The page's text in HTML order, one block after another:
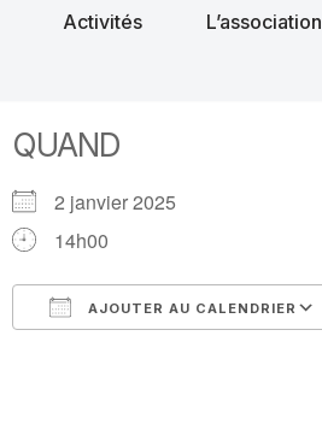
Activités L’association
QUAND
2 janvier 2025
14h00
AJOUTER AU CALENDRIER